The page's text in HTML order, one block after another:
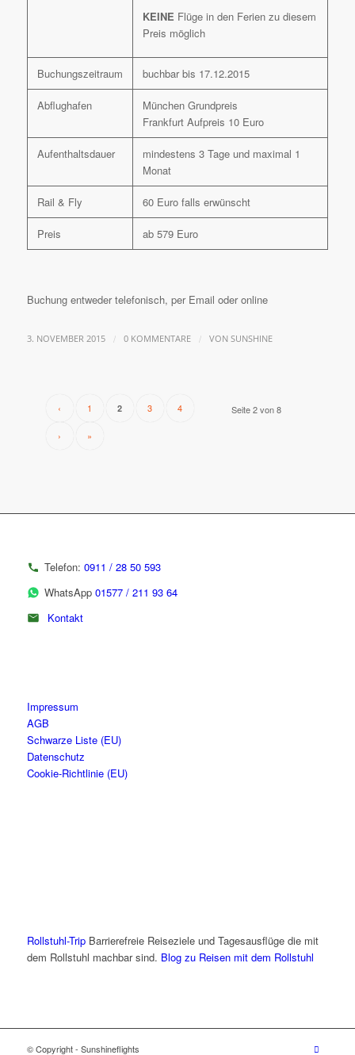
KEINE Flüge in den Ferien zu diesem
Preis möglich
Buchungszeitraum buchbar bis 17.12.2015
Abflughafen
München Grundpreis
Frankfurt Aufpreis 10 Euro
Aufenthaltsdauer
mindestens 3 Tage und maximal 1
Monat
Rail & Fly 60 Euro falls erwünscht
Preis ab 579 Euro
Buchung entweder telefonisch, per Email oder online
3. NOVEMBER 2015 / 0 KOMMENTARE / VON SUNSHINE
Seite 2 von 8
‹ 1 2 3 4
› »
Telefon: 0911 / 28 50 593
WhatsApp 01577 / 211 93 64
Kontakt
Impressum
AGB
Schwarze Liste (EU)
Datenschutz
Cookie-Richtlinie (EU)
Rollstuhl-TripBarrierefreie Reiseziele und Tagesausflüge die mit
dem Rollstuhl machbar sind. Blog zu Reisen mit dem Rollstuhl
© Copyright - Sunshineflights